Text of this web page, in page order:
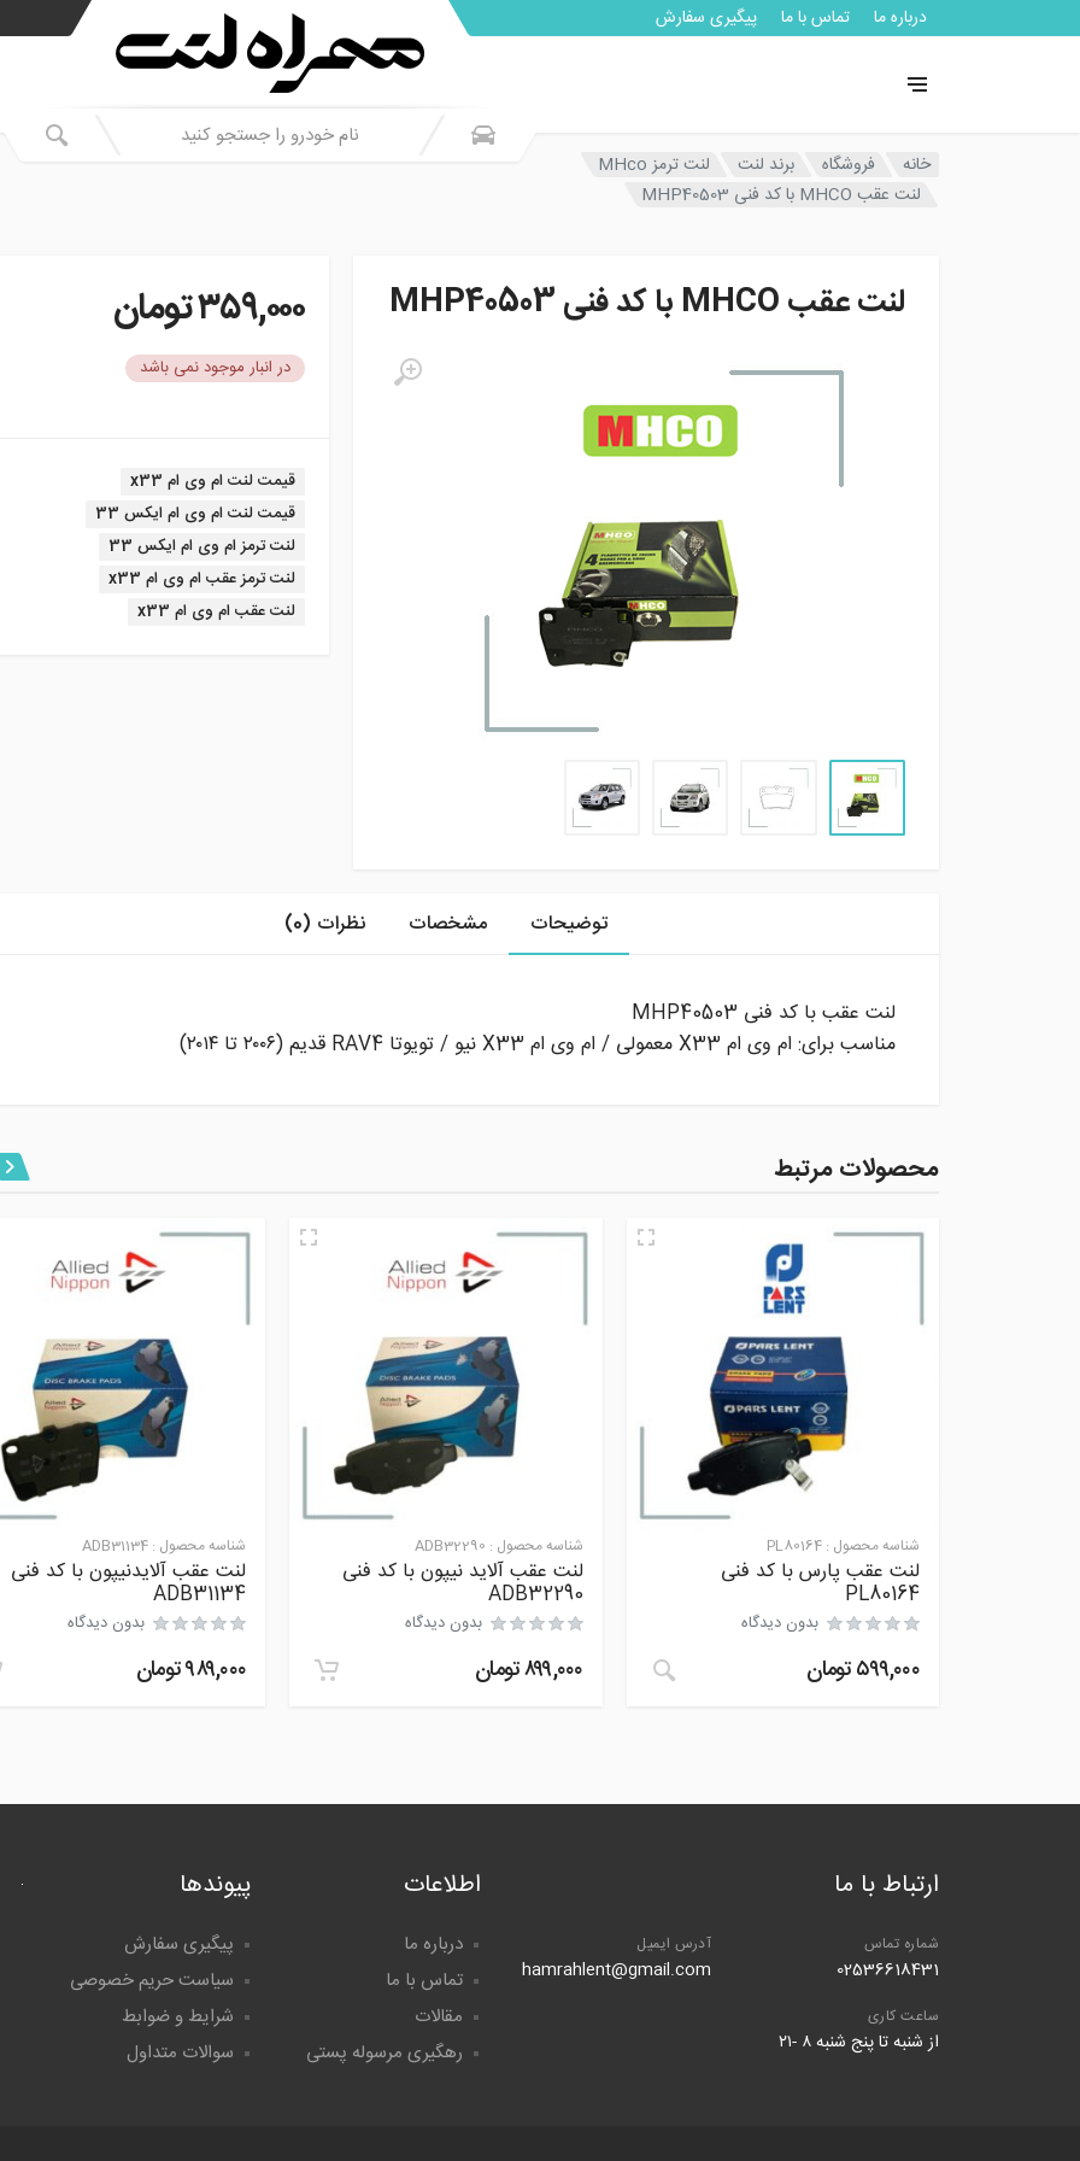
درباره ما تماس با ما پیگیری سفارش
خانه فروشگاه برند لنت
لنت ترمز MHco
لنت عقب MHCO با کد فنی MHP40503
لنت عقب MHCO با کد فنی MHP40503 ۳۵۹,۰۰۰تومان
در انبار موجود نمی باشد
برچسب:
قیمت لنت ام وی ام x33
قیمت لنت ام وی ام ایکس 33
لنت ترمز ام وی ام ایکس 33
لنت ترمز عقب ام وی ام x33
لنت عقب ام وی ام x33
توضیحات مشخصات نظرات (0)
لنت عقب با کد فنی MHP40503
مناسب برای: ام وی ام X33 معمولی / ام وی ام X33 نیو / تویوتا RAV4 قدیم (۲۰۰۶ تا ۲۰۱۴)
محصولات مرتبط
شناسه محصول : PL80164
لنت عقب پارس با کد فنی
PL80164
بدون دیدگاه
۵۹۹,۰۰۰تومان
شناسه محصول : ADB32290
لنت عقب آلاید نیپون با کد فنی
ADB32290
بدون دیدگاه
۸۹۹,۰۰۰تومان
شناسه محصول : ADB31134
لنت عقب آلایدنیپون با کد فنی
ADB31134
بدون دیدگاه
۹۸۹,۰۰۰تومان
ارتباط با ما
شماره تماس
02536618431
آدرس ایمیل
hamrahlent@gmail.com
ساعت کاری
از شنبه تا پنج شنبه ۸ -۲۱
اطلاعات
درباره ما
تماس با ما
مقالات
رهگیری مرسوله پستی
پیوندها
پیگیری سفارش
سیاست حریم خصوصی
شرایط و ضوابط
سوالات متداول